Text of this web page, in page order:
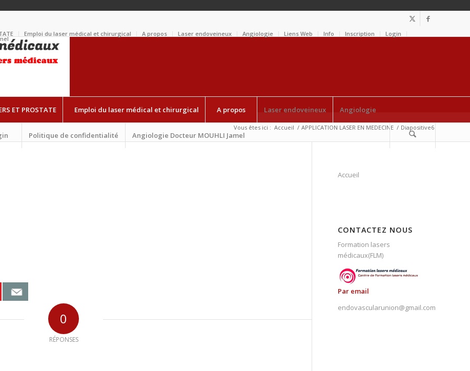
Emploi du laser médical et chirurgical A propos Laser endoveineux Angiologie Liens Web Info Inscription Login
ET PROSTATE Emploi du laser médical et chirurgical A propos Laser endoveineux Angiologie
Politique de confidentialité Angiologie Docteur MOUHLI Jamel
Vous êtes ici : Accueil / APPLICATION LASER EN MEDECINE / Diapositive6
0
RÉPONSES
Accueil
CONTACTEZ NOUS
Formation lasers
médicaux(FLM)
Par email
endovascularunion@gmail.com